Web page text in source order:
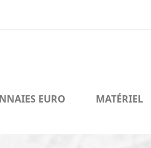
EURO MATÉRIEL